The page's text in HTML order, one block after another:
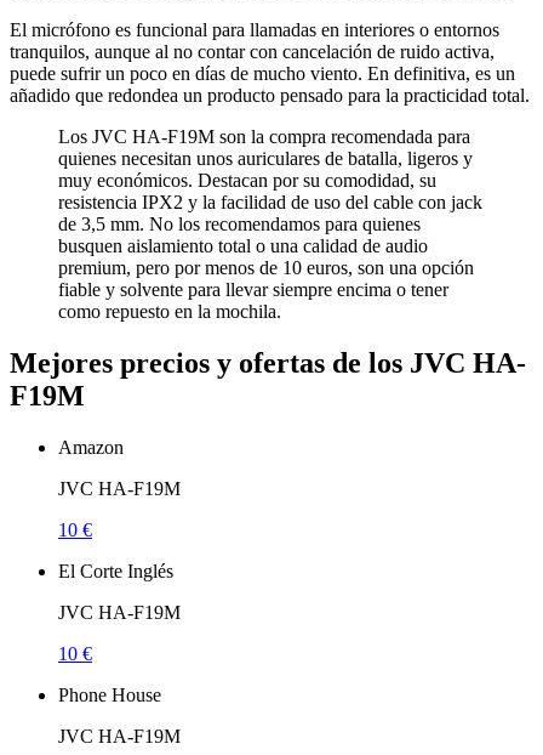
El micrófono es funcional para llamadas en interiores o entornos
tranquilos, aunque al no contar con cancelación de ruido activa,
puede sufrir un poco en días de mucho viento. En definitiva, es un
añadido que redondea un producto pensado para la practicidad total.
Los JVC HA-F19M son la compra recomendada para
quienes necesitan unos auriculares de batalla, ligeros y
muy económicos. Destacan por su comodidad, su
resistencia IPX2 y la facilidad de uso del cable con jack
de 3,5 mm. No los recomendamos para quienes
busquen aislamiento total o una calidad de audio
premium, pero por menos de 10 euros, son una opción
fiable y solvente para llevar siempre encima o tener
como repuesto en la mochila.
Mejores precios y ofertas de los JVC HA-
F19M
Amazon
JVC HA-F19M
10 €
El Corte Inglés
JVC HA-F19M
10 €
Phone House
JVC HA-F19M